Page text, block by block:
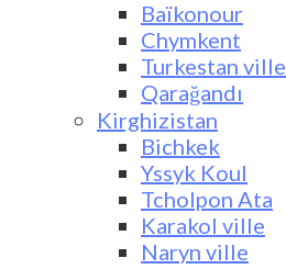
Baïkonour
Chymkent
Turkestan ville
Qarağandı
Kirghizistan
Bichkek
Yssyk Koul
Tcholpon Ata
Karakol ville
Naryn ville